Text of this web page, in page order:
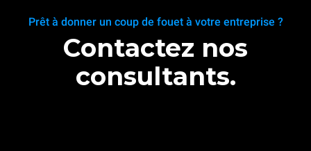
Prêt à donner un coup de fouet à votre entreprise ?
Contactez nos
consultants.